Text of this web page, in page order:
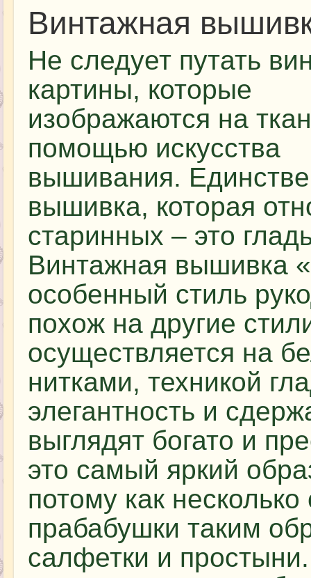
Винтажная
Не следует путать
картины, которые
изображаются на
помощью искусства
вышивания.
вышивка, которая
старинных – это
Винтажная вышивка
особенный стиль
похож на другие
осуществляется на
нитками, техникой
элегантность и
выглядят богато и
это самый яркий
потому как
прабабушки таким
салфетки и